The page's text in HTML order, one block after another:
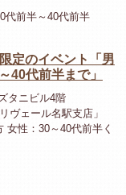
代前半～40代前半
定のイベント「男
40代前半まで」
タニビル4階
ヴェール名駅支店」
性：30～40代前半く